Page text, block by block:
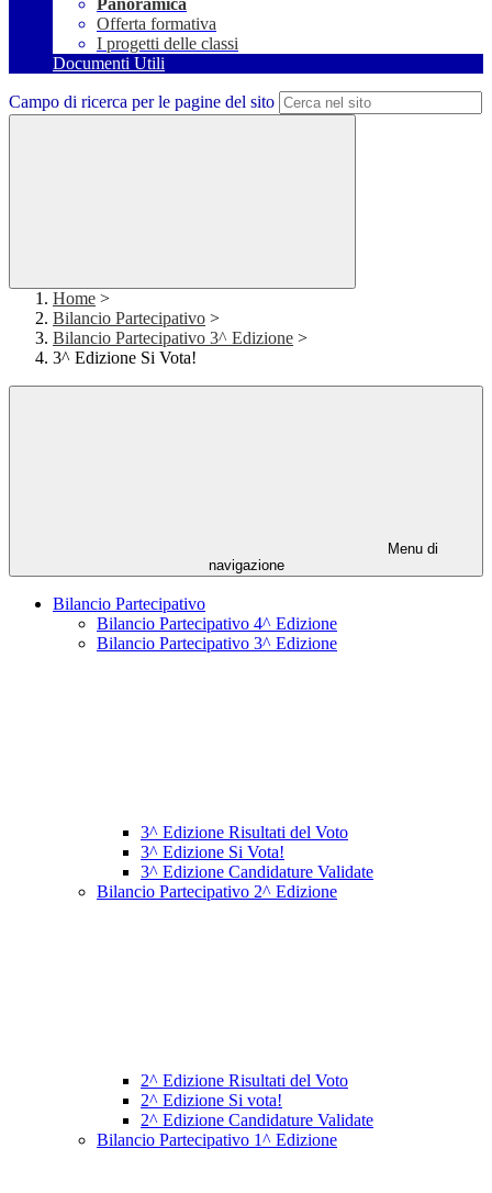
Panoramica
Offerta formativa
I progetti delle classi
Documenti Utili
Campo di ricerca per le pagine del sito
Home >
Bilancio Partecipativo >
Bilancio Partecipativo 3^ Edizione >
3^ Edizione Si Vota!
Menu di
navigazione
Bilancio Partecipativo
Bilancio Partecipativo 4^ Edizione
Bilancio Partecipativo 3^ Edizione
3^ Edizione Risultati del Voto
3^ Edizione Si Vota!
3^ Edizione Candidature Validate
Bilancio Partecipativo 2^ Edizione
2^ Edizione Risultati del Voto
2^ Edizione Si vota!
2^ Edizione Candidature Validate
Bilancio Partecipativo 1^ Edizione